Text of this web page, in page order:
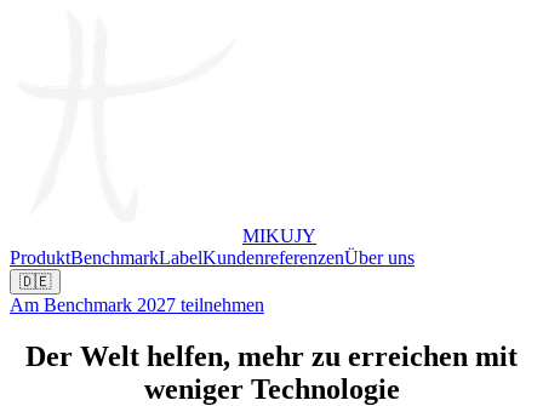
MIKUJY
ProduktBenchmarkLabelKundenreferenzenÜber uns
🇩🇪
Am Benchmark 2027 teilnehmen
Der Welt helfen, mehr zu erreichen mit
weniger Technologie